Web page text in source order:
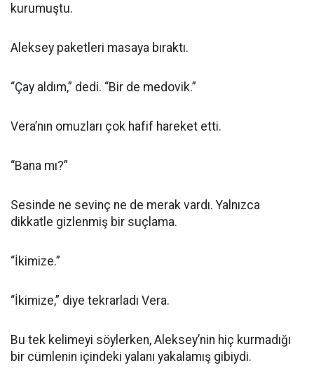
kurumuştu.
Aleksey paketleri masaya bıraktı.
“Çay aldım,” dedi. “Bir de medovik.”
Vera’nın omuzları çok hafif hareket etti.
“Bana mı?”
Sesinde ne sevinç ne de merak vardı. Yalnızca
dikkatle gizlenmiş bir suçlama.
“İkimize.”
“İkimize,” diye tekrarladı Vera.
Bu tek kelimeyi söylerken, Aleksey’nin hiç kurmadığı
bir cümlenin içindeki yalanı yakalamış gibiydi.